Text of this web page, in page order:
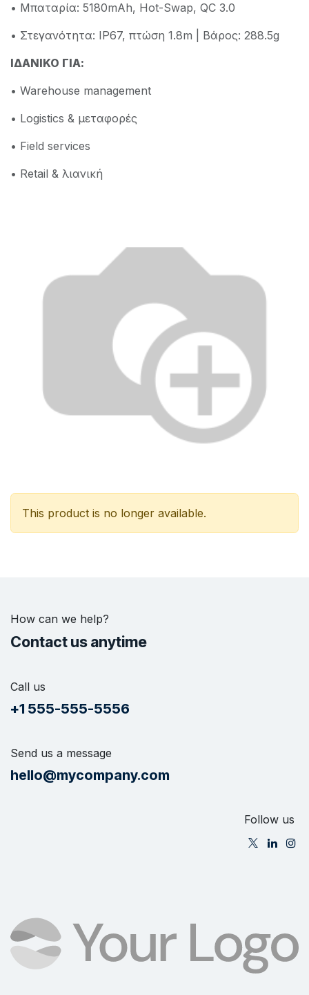
• Μπαταρία: 5180mAh, Hot-Swap, QC 3.0
• Στεγανότητα: IP67, πτώση 1.8m | Βάρος: 288.5g
ΙΔΑΝΙΚΟ ΓΙΑ:
• Warehouse management
• Logistics & μεταφορές
• Field services
• Retail & λιανική
This product is no longer available.
How can we help?
Contact us anytime
Call us
+1 555-555-5556
Send us a message
hello@mycompany.com
Follow us